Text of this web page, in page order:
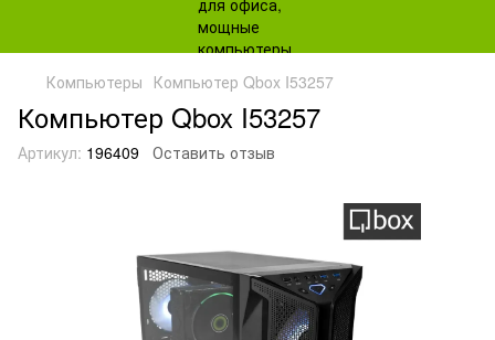
Компьютеры Компьютер Qbox I53257
Компьютер Qbox I53257
Артикул: 196409 Оставить отзыв